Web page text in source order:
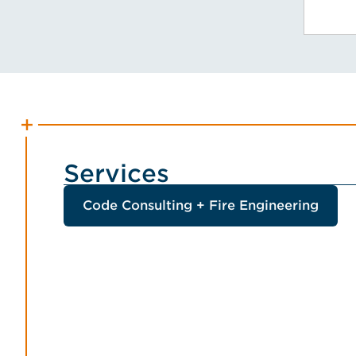
Services
Code Consulting + Fire Engineering